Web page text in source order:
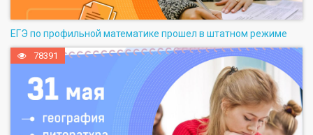
ЕГЭ по профильной математике прошел в штатном режиме
78391